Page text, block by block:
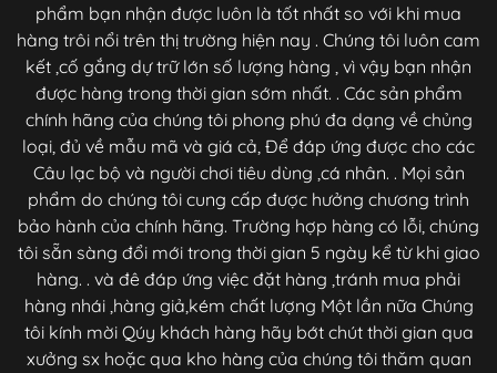
phẩm bạn nhận được luôn là tốt nhất so với khi mua
hàng trôi nổi trên thị trường hiện nay . Chúng tôi luôn cam
kết ,cố gắng dự trữ lớn số lượng hàng , vì vậy bạn nhận
được hàng trong thời gian sớm nhất. . Các sản phẩm
chính hãng của chúng tôi phong phú đa dạng về chủng
loại, đủ về mẫu mã và giá cả, Để đáp ứng được cho các
Câu lạc bộ và người chơi tiêu dùng ,cá nhân. . Mọi sản
phẩm do chúng tôi cung cấp được hưởng chương trình
bảo hành của chính hãng. Trường hợp hàng có lỗi, chúng
tôi sẵn sàng đổi mới trong thời gian 5 ngày kể từ khi giao
hàng. . và đê đáp ứng việc đặt hàng ,tránh mua phải
hàng nhái ,hàng giả,kém chất lượng Một lần nữa Chúng
tôi kính mời Qúy khách hàng hãy bớt chút thời gian qua
xưởng sx hoặc qua kho hàng của chúng tôi thăm quan